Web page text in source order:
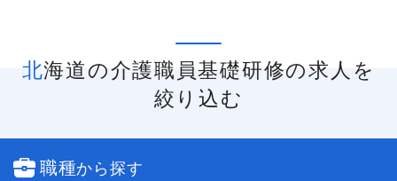
北海道の介護職員基礎研修の求人を
絞り込む
職種から探す